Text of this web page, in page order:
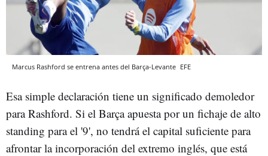
Marcus Rashford se entrena antes del Barça-Levante EFE
Esa simple declaración tiene un significado demoledor
para Rashford. Si el Barça apuesta por un fichaje de alto
standing para el '9', no tendrá el capital suficiente para
afrontar la incorporación del extremo inglés, que está